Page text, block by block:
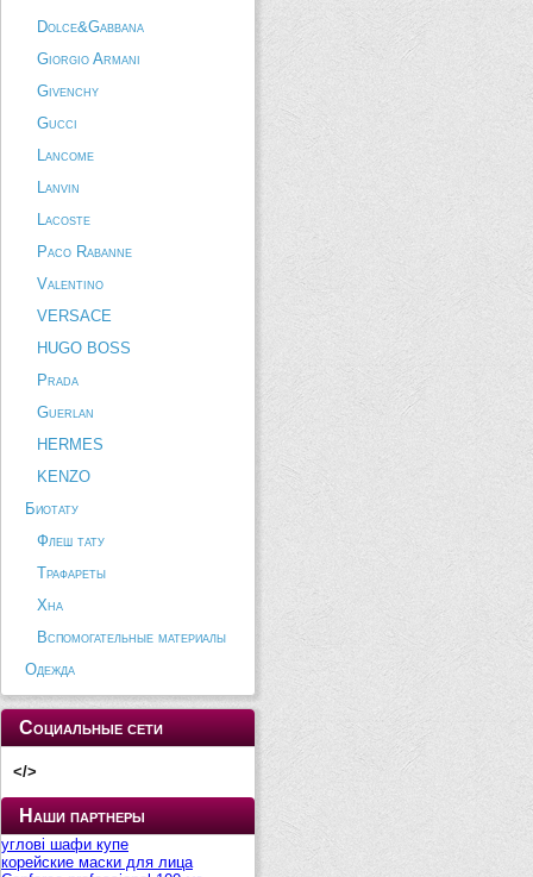
Dolce&Gabbana
Giorgio Armani
Givenchy
Gucci
Lancome
Lanvin
Lacoste
Paco Rabanne
Valentino
VERSACE
HUGO BOSS
Prada
Guerlan
HERMES
KENZO
Биотату
Флеш тату
Трафареты
Хна
Вспомогательные материалы
Одежда
Социальные сети
</>
Наши партнеры
углові шафи купе
корейские маски для лица